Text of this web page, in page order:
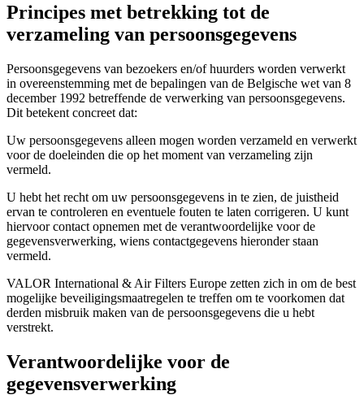
Principes met betrekking tot de
verzameling van persoonsgegevens
Persoonsgegevens van bezoekers en/of huurders worden verwerkt
in overeenstemming met de bepalingen van de Belgische wet van 8
december 1992 betreffende de verwerking van persoonsgegevens.
Dit betekent concreet dat:
Uw persoonsgegevens alleen mogen worden verzameld en verwerkt
voor de doeleinden die op het moment van verzameling zijn
vermeld.
U hebt het recht om uw persoonsgegevens in te zien, de juistheid
ervan te controleren en eventuele fouten te laten corrigeren. U kunt
hiervoor contact opnemen met de verantwoordelijke voor de
gegevensverwerking, wiens contactgegevens hieronder staan ​​
vermeld.
VALOR International & Air Filters Europe zetten zich in om de best
mogelijke beveiligingsmaatregelen te treffen om te voorkomen dat
derden misbruik maken van de persoonsgegevens die u hebt
verstrekt.
Verantwoordelijke voor de
gegevensverwerking